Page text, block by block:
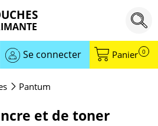
Se connecter Panier 0
Pantum
et de toner